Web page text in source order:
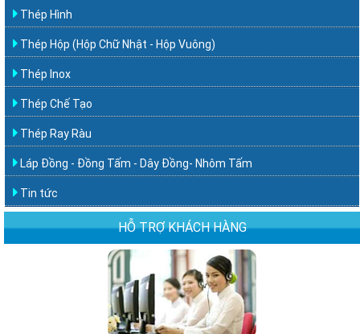
Thép Hình
Thép Hộp (Hộp Chữ Nhật - Hộp Vuông)
Thép Inox
Thép Chế Tạo
Thép Ray Ràu
Láp Đồng - Đồng Tấm - Dây Đồng- Nhôm Tấm
Tin tức
HỖ TRỢ KHÁCH HÀNG